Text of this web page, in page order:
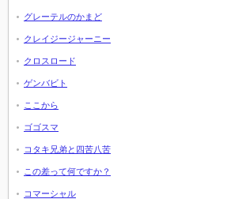
グレーテルのかまど
クレイジージャーニー
クロスロード
ゲンバビト
ここから
ゴゴスマ
コタキ兄弟と四苦八苦
この差って何ですか？
コマーシャル